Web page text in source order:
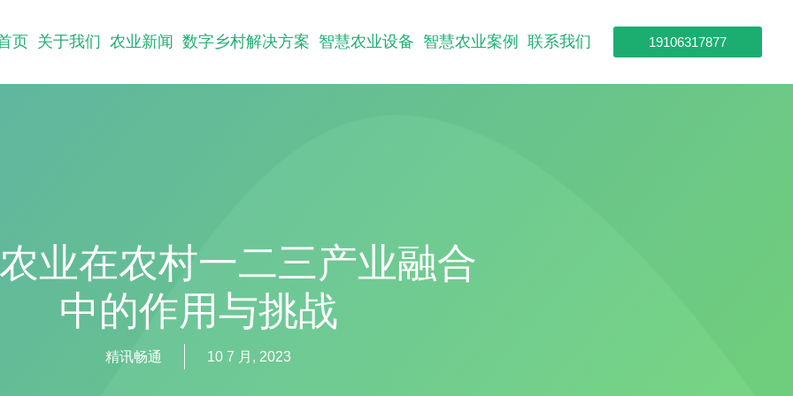
页 关于我们 农业新闻 数字乡村解决方案 智慧农业设备 智慧农业案例 联系我们 19106317877
业在农村一二三产业融合
中的作用与挑战
精讯畅通 10 7 月, 2023